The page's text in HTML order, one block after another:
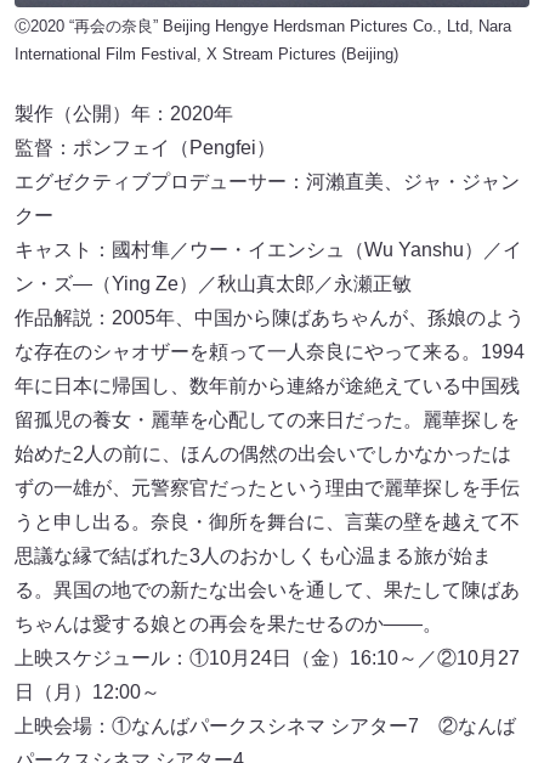
Ⓒ2020 “再会の奈良” Beijing Hengye Herdsman Pictures Co., Ltd, Nara
International Film Festival, X Stream Pictures (Beijing)
製作（公開）年：2020年
監督：ポンフェイ（Pengfei）
エグゼクティブプロデューサー：河瀨直美、ジャ・ジャン
クー
キャスト：國村隼／ウー・イエンシュ（Wu Yanshu）／イ
ン・ズ―（Ying Ze）／秋山真太郎／永瀬正敏
作品解説：2005年、中国から陳ばあちゃんが、孫娘のよう
な存在のシャオザーを頼って一人奈良にやって来る。1994
年に日本に帰国し、数年前から連絡が途絶えている中国残
留孤児の養女・麗華を心配しての来日だった。麗華探しを
始めた2人の前に、ほんの偶然の出会いでしかなかったは
ずの一雄が、元警察官だったという理由で麗華探しを手伝
うと申し出る。奈良・御所を舞台に、言葉の壁を越えて不
思議な縁で結ばれた3人のおかしくも心温まる旅が始ま
る。異国の地での新たな出会いを通して、果たして陳ばあ
ちゃんは愛する娘との再会を果たせるのか――。
上映スケジュール：①10月24日（金）16:10～／②10月27
日（月）12:00～
上映会場：①なんばパークスシネマ シアター7 ②なんば